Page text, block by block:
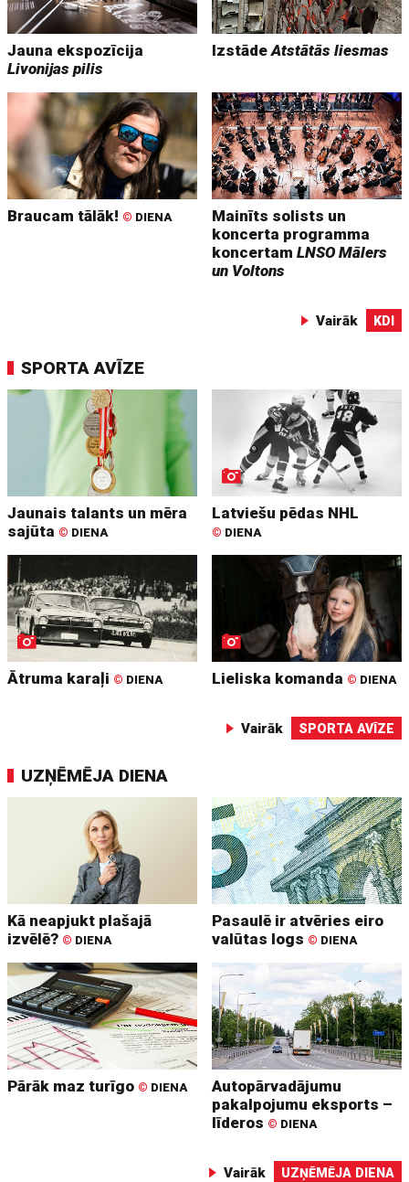
Jauna ekspozīcija
Livonijas pilis
IzstādeAtstātās liesmas
Braucam tālāk! © DIENA
Mainīts solists un
koncerta programma
koncertamLNSO Mālers
un Voltons
Vairāk KDI
SPORTA AVĪZE
Jaunais talants un mēra
sajūta © DIENA
Latviešu pēdas NHL
© DIENA
Ātruma karaļi © DIENA Lieliska komanda © DIENA
Vairāk SPORTA AVĪZE
UZŅĒMĒJA DIENA
Kā neapjukt plašajā
izvēlē? © DIENA
Pasaulē ir atvēries eiro
valūtas logs © DIENA
Pārāk maz turīgo © DIENA
Autopārvadājumu
pakalpojumu eksports –
līderos © DIENA
Vairāk UZŅĒMĒJA DIENA